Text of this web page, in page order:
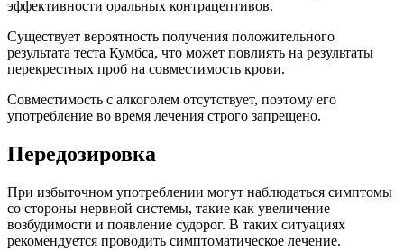
эффективности оральных контрацептивов.
Существует вероятность получения положительного
результата теста Кумбса, что может повлиять на результаты
перекрестных проб на совместимость крови.
Совместимость с алкоголем отсутствует, поэтому его
употребление во время лечения строго запрещено.
Передозировка
При избыточном употреблении могут наблюдаться симптомы
со стороны нервной системы, такие как увеличение
возбудимости и появление судорог. В таких ситуациях
рекомендуется проводить симптоматическое лечение.